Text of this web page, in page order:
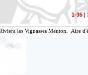
1-35|
les Vignasses Menton. Aire